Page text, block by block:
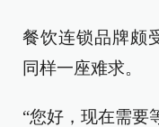
餐饮连锁品牌颇
同样一座难求。
“您好，现在需要